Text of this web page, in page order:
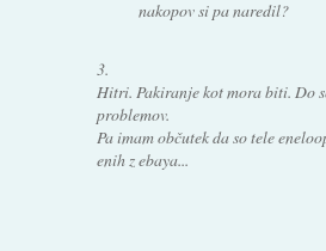
nakopov si pa naredil?
3.
Hitri. Pakiranje kot mora biti. Do
problemov.
Pa imam občutek da so tele
enih z ebaya...